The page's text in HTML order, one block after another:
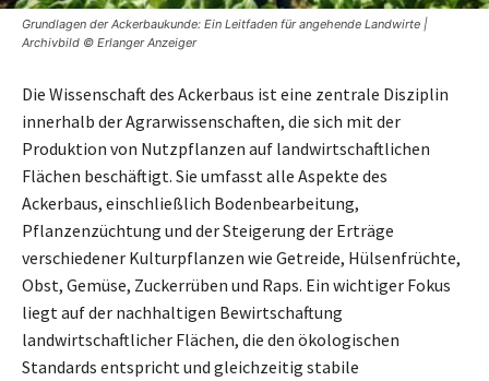
Grundlagen der Ackerbaukunde: Ein Leitfaden für angehende Landwirte |
Archivbild © Erlanger Anzeiger
Die Wissenschaft des Ackerbaus ist eine zentrale Disziplin
innerhalb der Agrarwissenschaften, die sich mit der
Produktion von Nutzpflanzen auf landwirtschaftlichen
Flächen beschäftigt. Sie umfasst alle Aspekte des
Ackerbaus, einschließlich Bodenbearbeitung,
Pflanzenzüchtung und der Steigerung der Erträge
verschiedener Kulturpflanzen wie Getreide, Hülsenfrüchte,
Obst, Gemüse, Zuckerrüben und Raps. Ein wichtiger Fokus
liegt auf der nachhaltigen Bewirtschaftung
landwirtschaftlicher Flächen, die den ökologischen
Standards entspricht und gleichzeitig stabile